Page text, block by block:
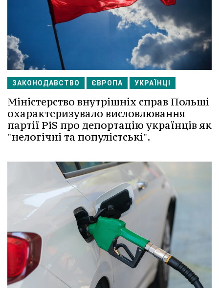
ЗАКОНОДАВСТВО ЄВРОПА УКРАЇНЦІ
Міністерство внутрішніх справ Польщі
охарактеризувало висловлювання
партії PiS про депортацію українців як
"нелогічні та популістські".